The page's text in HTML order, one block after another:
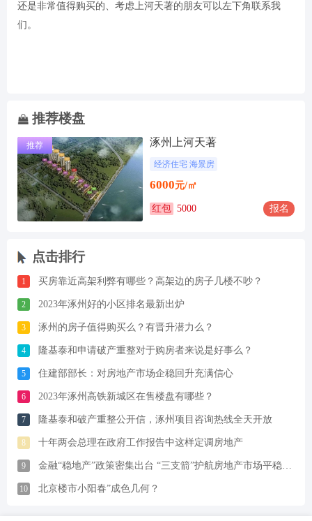
还是非常值得购买的、考虑上河天著的朋友可以左下角联系我
们。
推荐楼盘
推荐 涿州上河天著
经济住宅 海景房
6000元/㎡
红包 5000 报名
点击排行
1 买房靠近高架利弊有哪些？高架边的房子几楼不吵？
2 2023年涿州好的小区排名最新出炉
3 涿州的房子值得购买么？有晋升潜力么？
4 隆基泰和申请破产重整对于购房者来说是好事么？
5 住建部部长：对房地产市场企稳回升充满信心
6 2023年涿州高铁新城区在售楼盘有哪些？
7 隆基泰和破产重整公开信，涿州项目咨询热线全天开放
8 十年两会总理在政府工作报告中这样定调房地产
9 金融“稳地产”政策密集出台 “三支箭”护航房地产市场平稳运行
10 北京楼市小阳春”成色几何？